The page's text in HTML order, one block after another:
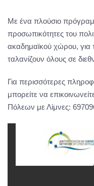
Με ένα πλούσιο
προσωπικότητες του
ακαδημαϊκού χώρου, για
ταλανίζουν όλους σε
Για περισσότερες
μπορείτε να
Πόλεων με Λίμνες: